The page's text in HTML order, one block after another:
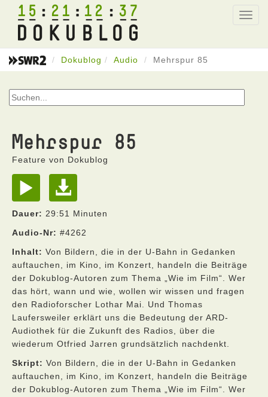
15 21 12 37
Dokublog Audio Mehrspur 85
Mehrspur 85
Feature von Dokublog
Dauer: 29:51 Minuten
Audio-Nr: #4262
Inhalt: Von Bildern, die in der U-Bahn in Gedanken
auftauchen, im Kino, im Konzert, handeln die Beiträge
der Dokublog-Autoren zum Thema „Wie im Film“. Wer
das hört, wann und wie, wollen wir wissen und fragen
den Radioforscher Lothar Mai. Und Thomas
Laufersweiler erklärt uns die Bedeutung der ARD-
Audiothek für die Zukunft des Radios, über die
wiederum Otfried Jarren grundsätzlich nachdenkt.
Skript: Von Bildern, die in der U-Bahn in Gedanken
auftauchen, im Kino, im Konzert, handeln die Beiträge
der Dokublog-Autoren zum Thema „Wie im Film“. Wer